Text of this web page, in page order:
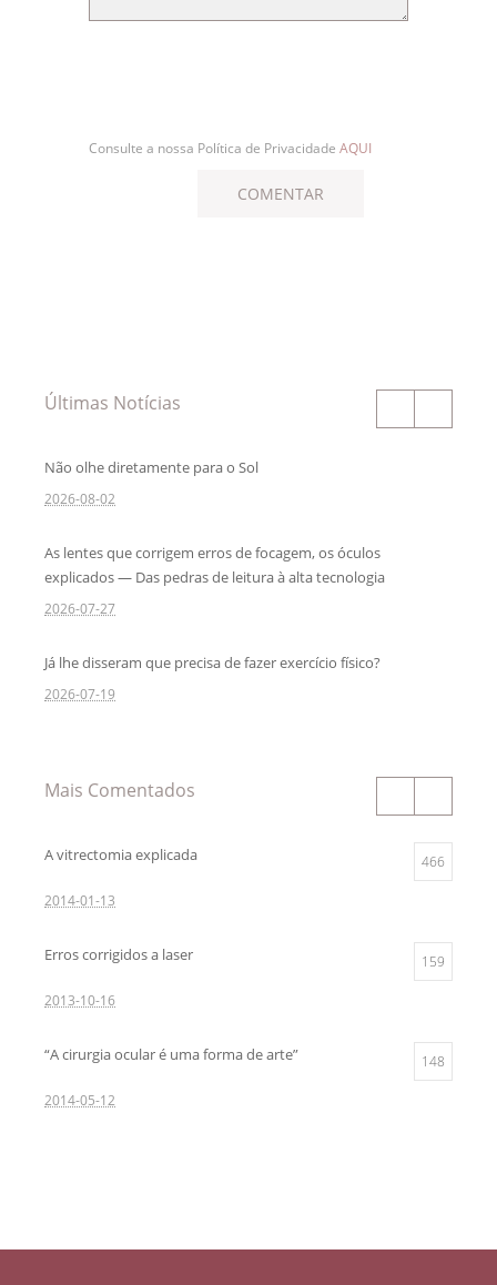
Consulte a nossa Política de Privacidade AQUI
Últimas Notícias
Não olhe diretamente para o Sol
2026-08-02
As lentes que corrigem erros de focagem, os óculos
explicados — Das pedras de leitura à alta tecnologia
2026-07-27
Já lhe disseram que precisa de fazer exercício físico?
2026-07-19
Mais Comentados
A vitrectomia explicada 466
2014-01-13
Erros corrigidos a laser 159
2013-10-16
“A cirurgia ocular é uma forma de arte” 148
2014-05-12